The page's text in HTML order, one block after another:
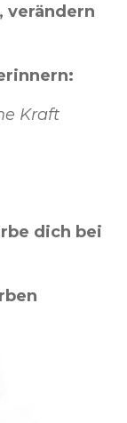
verändern
Kraft
dich bei